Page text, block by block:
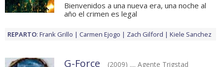
Bienvenidos a una nueva era, una noche al
año el crimen es legal
REPARTO: Frank Grillo Carmen Ejogo Zach Gilford Kiele Sanchez
G-Force
(2009) .... Agente Trigstad